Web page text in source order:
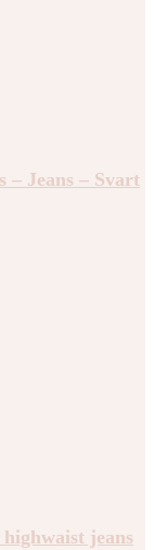
– Jeans – Svart
jeans